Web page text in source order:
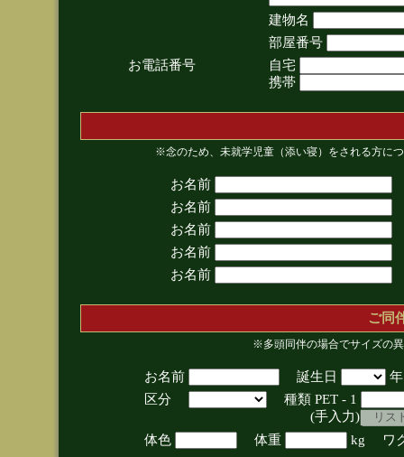
建物名
部屋番号
お電話番号
自宅
携帯
※念のため、未就学児童（添い寝）をされる方に
お名前
お名前
お名前
お名前
お名前
ご同
※多頭同伴の場合でサイズの
お名前 誕生日
区分
種類 PET - 1
(手入力)
体色
体重 kg ワ